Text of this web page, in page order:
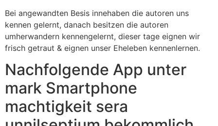
Bei angewandten Besis innehaben die autoren uns
kennen gelernt, danach besitzen die autoren
umherwandern kennengelernt, dieser tage eignen wir
frisch getraut & eignen unser Eheleben kennenlernen.
Nachfolgende App unter
mark Smartphone
machtigkeit sera